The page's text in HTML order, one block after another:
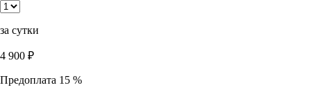
за сутки
4 900 ₽
Предоплата 15 %